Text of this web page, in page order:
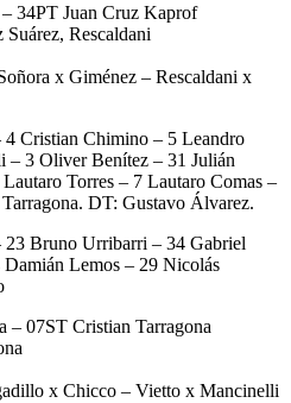
34PT Juan Cruz Kaprof
Rescaldani
x Giménez – Rescaldani x
4 Cristian Chimino – 5 Leandro
– 3 Oliver Benítez – 31 Julián
Torres – 7 Lautaro Comas –
DT: Gustavo Álvarez.
23 Bruno Urribarri – 34 Gabriel
Lemos – 29 Nicolás
– 07ST Cristian Tarragona
x Chicco – Vietto x Mancinelli